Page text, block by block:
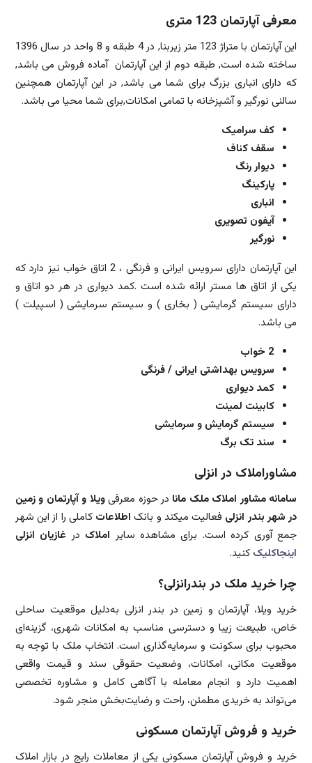
معرفی آپارتمان 123 متری
این آپارتمان با متراژ 123 متر زیربنا, در 4 طبقه و 8 واحد در سال 1396
ساخته شده است, طبقه دوم از این آپارتمان آماده فروش می باشد,
که دارای انباری بزرگ برای شما می باشد, در این آپارتمان همچنین
سالنی نورگیر و آشپزخانه با تمامی امکانات,برای شما محیا می باشد.
کف سرامیک
سقف کناف
دیوار رنگ
پارکینگ
انباری
آیفون تصویری
نورگیر
این آپارتمان دارای سرویس ایرانی و فرنگی ، 2 اتاق خواب نیز دارد که
یکی از اتاق ها مستر ارائه شده است .کمد دیواری در هر دو اتاق و
دارای سیستم گرمایشی ( بخاری ) و سیستم سرمایشی ( اسپیلت )
می باشد.
2 خواب
سرویس بهداشتی ایرانی / فرنگی
کمد دیواری
کابینت لمینت
سیستم گرمایش و سرمایشی
سند تک برگ
مشاوراملاک در انزلی
سامانه مشاور املاک ملک مانا در حوزه معرفیویلا و آپارتمان و زمین
در شهر بندر انزلی فعالیت میکند و بانک اطلاعاتکاملی را از این شهر
جمع آوری کرده است. برای مشاهده سایر املاک در غازیان انزلی
اینجاکلیک کنید.
چرا خرید ملک در بندرانزلی؟
خرید ویلا، آپارتمان و زمین در بندر انزلی به‌دلیل موقعیت ساحلی
خاص، طبیعت زیبا و دسترسی مناسب به امکانات شهری، گزینه‌ای
محبوب برای سکونت و سرمایه‌گذاری است. انتخاب ملک با توجه به
موقعیت مکانی، امکانات، وضعیت حقوقی سند و قیمت واقعی
اهمیت دارد و انجام معامله با آگاهی کامل و مشاوره تخصصی
می‌تواند به خریدی مطمئن، راحت و رضایت‌بخش منجر شود.
خرید و فروش آپارتمان مسکونی
خرید و فروش آپارتمان مسکونی یکی از معاملات رایج در بازار املاک